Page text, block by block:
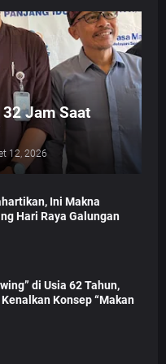
Jam Saat
12, 2026
Ini Makna
Hari Raya Galungan
di Usia 62 Tahun,
Konsep “Makan